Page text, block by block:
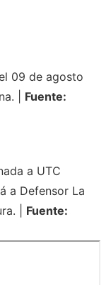
09 de agosto
| Fuente:
a UTC
a Defensor La
| Fuente: